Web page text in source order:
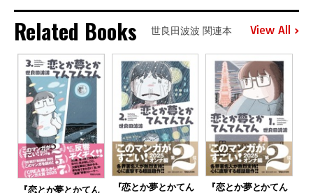
Related Books 世良田波波 関連本 View All
『恋とか夢とかてん
『恋とか夢とかてん
『恋とか夢とかてん